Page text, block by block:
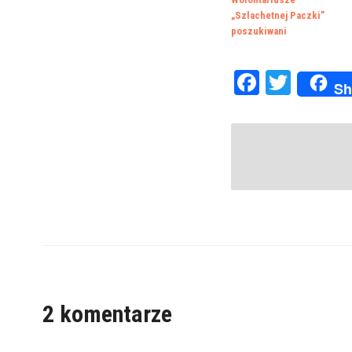
„Szlachetnej Paczki”
poszukiwani
2 komentarze